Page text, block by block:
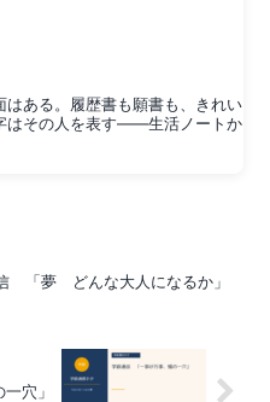
ある。履歴書も願書も、きれい
はその人を表す——生活ノートか
「夢 どんな大人になるか」
穴」